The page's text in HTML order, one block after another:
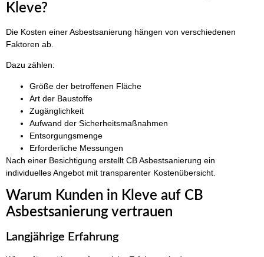
Kleve?
Die Kosten einer Asbestsanierung hängen von verschiedenen
Faktoren ab.
Dazu zählen:
Größe der betroffenen Fläche
Art der Baustoffe
Zugänglichkeit
Aufwand der Sicherheitsmaßnahmen
Entsorgungsmenge
Erforderliche Messungen
Nach einer Besichtigung erstellt CB Asbestsanierung ein
individuelles Angebot mit transparenter Kostenübersicht.
Warum Kunden in Kleve auf CB
Asbestsanierung vertrauen
Langjährige Erfahrung